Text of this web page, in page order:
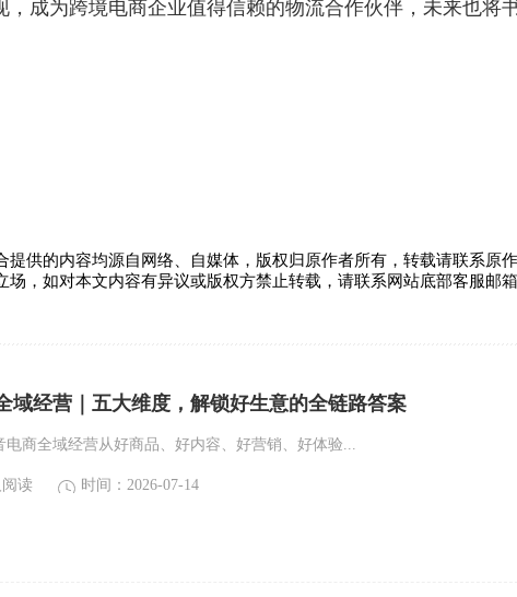
成为跨境电商企业值得信赖的物流合作伙伴，未来也将
供的内容均源自网络、自媒体，版权归原作者所有，转载请联系原
，如对本文内容有异议或版权方禁止转载，请联系网站底部客服邮
域经营｜五大维度，解锁好生意的全链路答案
电商全域经营从好商品、好内容、好营销、好体验...
读 时间：2026-07-14